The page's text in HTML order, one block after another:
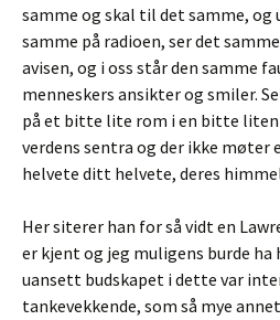
samme og skal til det samme, og
samme på radioen, ser det
avisen, og i oss står den samme
menneskers ansikter og smiler.
på et bitte lite rom i en bitte liten
verdens sentra og der ikke møter
helvete ditt helvete, deres
Her siterer han for så vidt en
er kjent og jeg muligens burde ha
uansett budskapet i dette var
tankevekkende, som så mye